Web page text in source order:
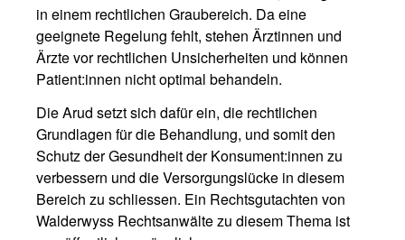
in einem rechtlichen Graubereich. Da eine
geeignete Regelung fehlt, stehen Ärztinnen und
Ärzte vor rechtlichen Unsicherheiten und können
Patient:innen nicht optimal behandeln.
Die Arud setzt sich dafür ein, die rechtlichen
Grundlagen für die Behandlung, und somit den
Schutz der Gesundheit der Konsument:innen zu
verbessern und die Versorgungslücke in diesem
Bereich zu schliessen. Ein Rechtsgutachten von
Walderwyss Rechtsanwälte zu diesem Thema ist